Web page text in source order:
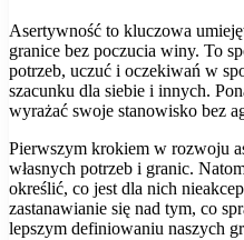
Asertywność to kluczowa
granice bez poczucia winy. To
potrzeb, uczuć i oczekiwań w
szacunku dla siebie i innych.
wyrażać swoje stanowisko bez
Pierwszym krokiem w rozwoju
własnych potrzeb i granic.
określić, co jest dla nich
zastanawianie się nad tym, co
lepszym definiowaniu naszych